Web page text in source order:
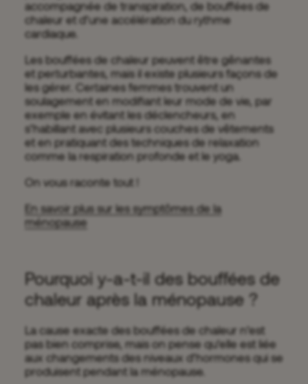
accompagnée de transpiration, de bouffées de
chaleur et d’une accélération du rythme
cardiaque.
Les bouffées de chaleur peuvent être gênantes
et perturbantes, mais il existe plusieurs façons de
les gérer. Certaines femmes trouvent un
soulagement en modifiant leur mode de vie, par
exemple en évitant les déclencheurs, en
s’habillant avec plusieurs couches de vêtements
et en pratiquant des techniques de relaxation
comme la respiration profonde et le yoga.
On vous raconte tout !
En savoir plus sur les symptômes de la
ménopause
Pourquoi y-a-t-il des bouffées de
chaleur après la ménopause ?
La cause exacte des bouffées de chaleur n’est
pas bien comprise, mais on pense qu’elle est liée
aux changements des niveaux d’hormones qui se
produisent pendant la ménopause.